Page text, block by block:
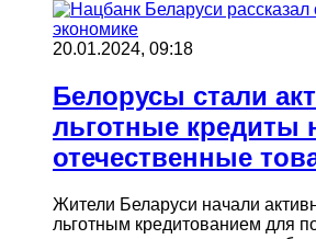
20.01.2024, 09:18
Белорусы стали
льготные кредиты
отечественные
Жители Беларуси начали
льготным кредитованием для